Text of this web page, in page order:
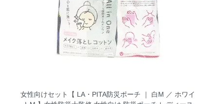
女性向けセット【 LA・PITA防災ポーチ ｜ 白M ／ ホワイ